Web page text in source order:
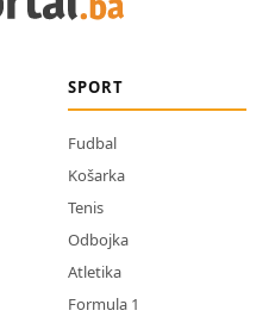
SPORT
Fudbal
Košarka
Tenis
Odbojka
Atletika
Formula 1